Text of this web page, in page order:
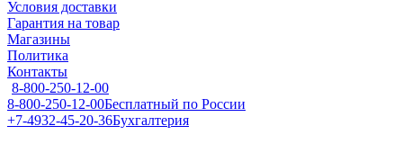
Условия доставки
Гарантия на товар
Магазины
Политика
Контакты
8-800-250-12-00
8-800-250-12-00Бесплатный по России
+7-4932-45-20-36Бухгалтерия